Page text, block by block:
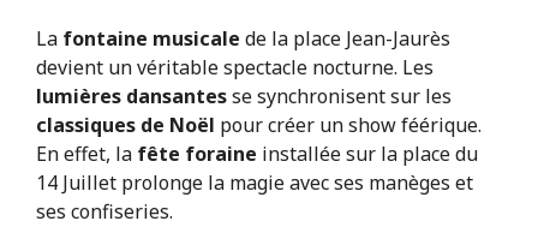
La fontaine musicale de la place Jean-Jaurès
devient un véritable spectacle nocturne. Les
lumières dansantesse synchronisent sur les
classiques de Noël pour créer un show féérique.
En effet, la fête foraine installée sur la place du
14 Juillet prolonge la magie avec ses manèges et
ses confiseries.